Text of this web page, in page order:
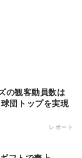
団トップを実現
レポート